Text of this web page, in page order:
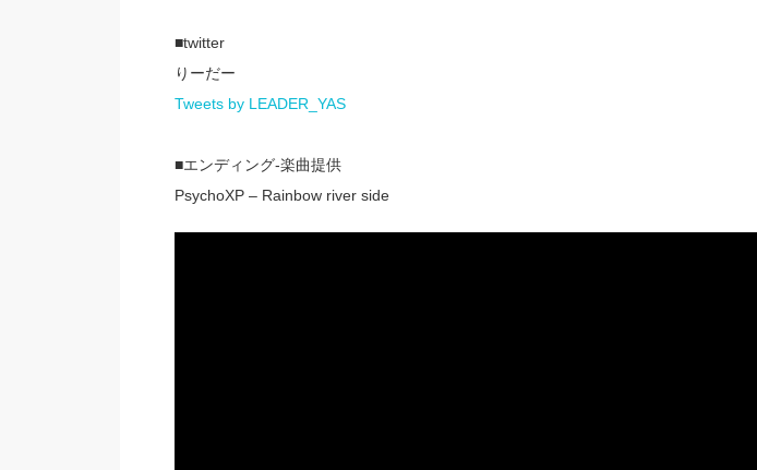
■twitter
りーだー
Tweets by LEADER_YAS
■エンディング-楽曲提供
PsychoXP – Rainbow river side